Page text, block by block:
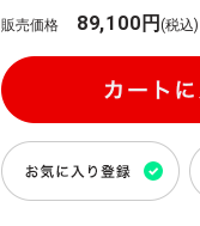
販売価格 89,100円(税込)